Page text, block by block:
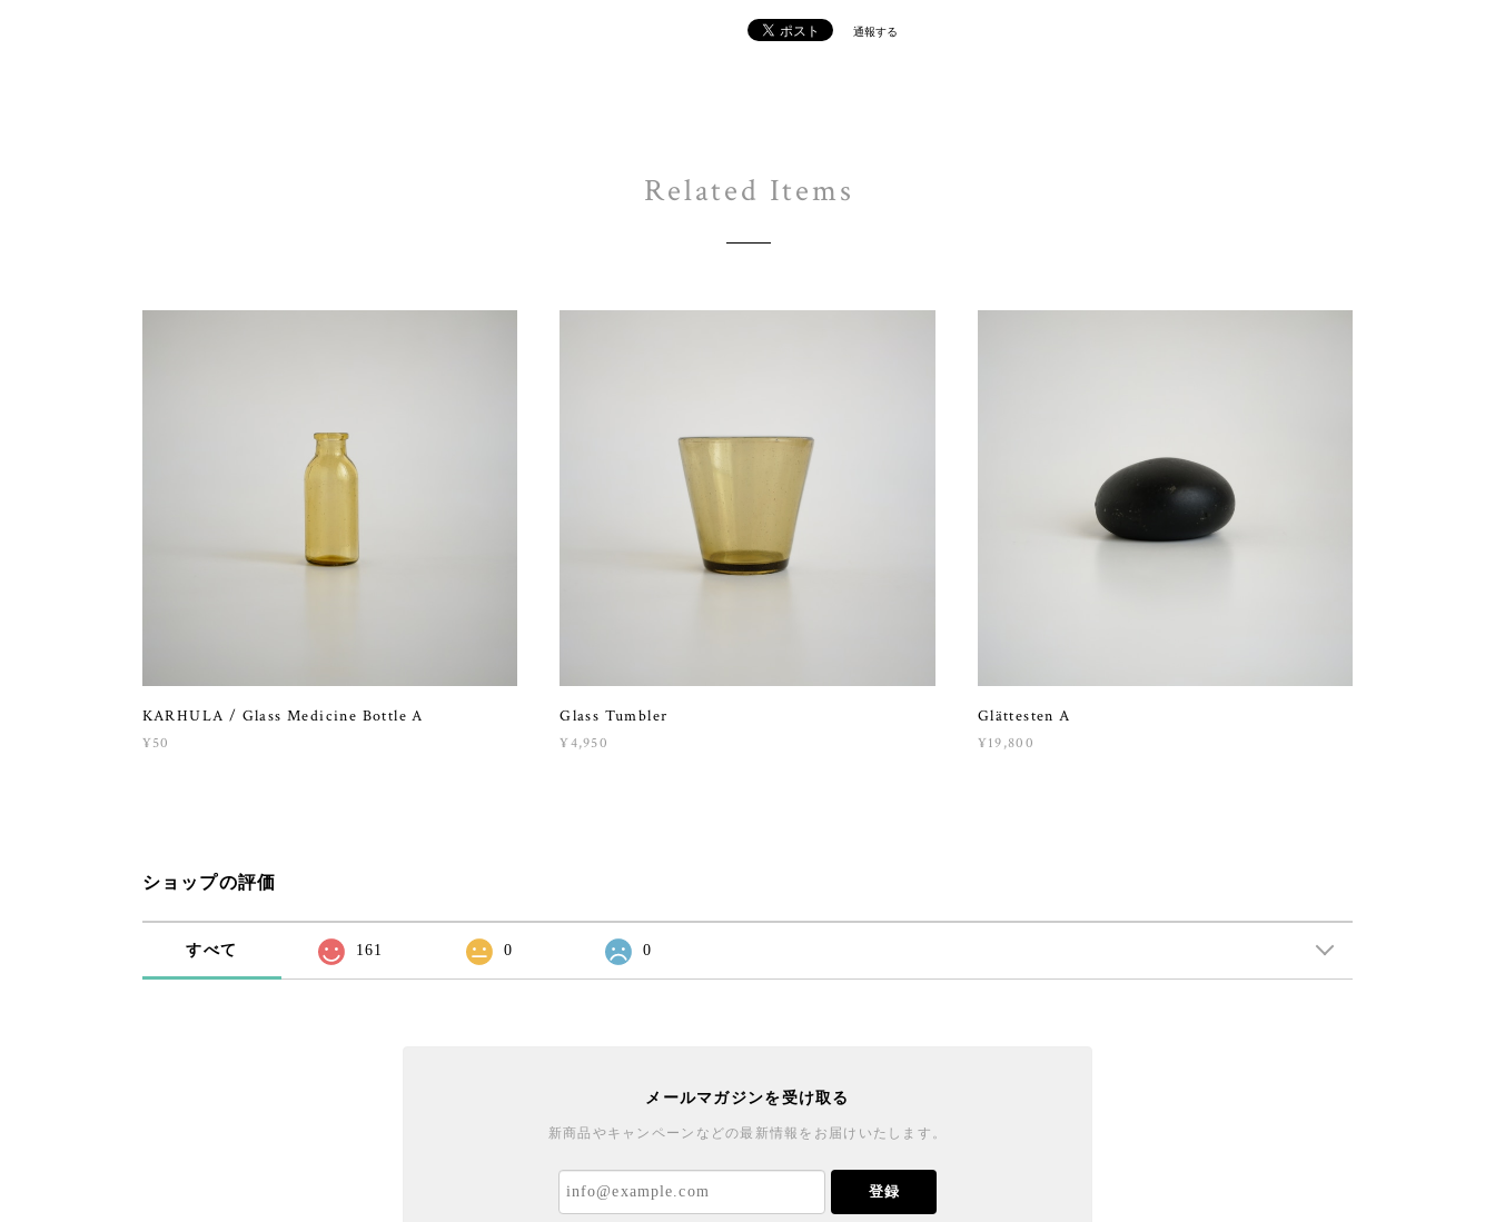
通報する
Related Items
KARHULA / Glass Medicine Bottle A
¥50
Glass Tumbler
¥4,950
Glättesten A
¥19,800
ショップの評価
すべて 161 0 0
メールマガジンを受け取る
新商品やキャンペーンなどの最新情報をお届けいたします。
登録